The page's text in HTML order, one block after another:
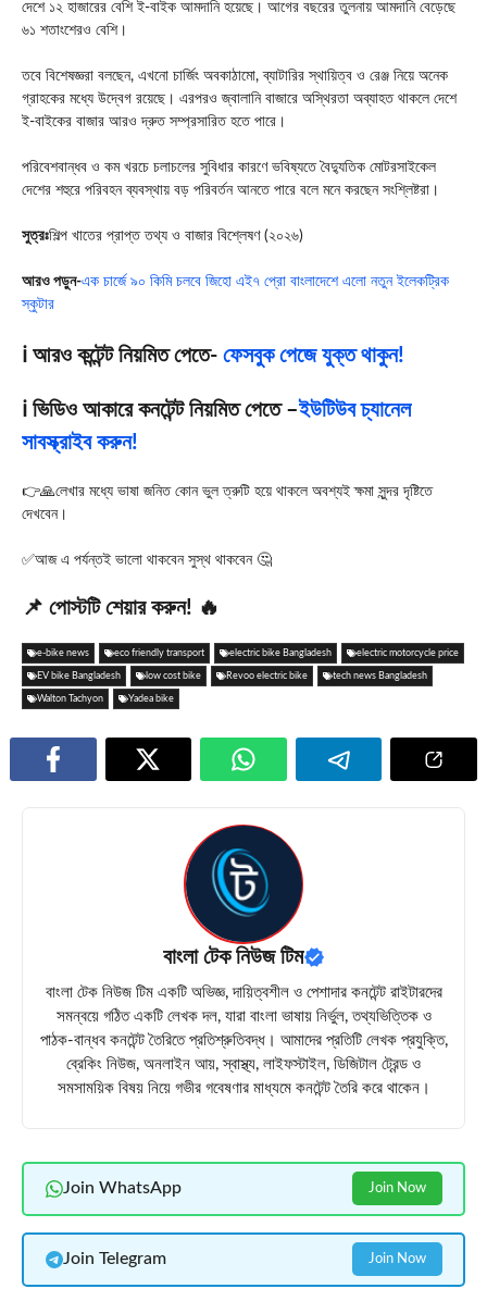
দেশে ১২ হাজারের বেশি ই-বাইক আমদানি হয়েছে। আগের বছরের তুলনায় আমদানি বেড়েছে
৬১ শতাংশেরও বেশি।
তবে বিশেষজ্ঞরা বলছেন, এখনো চার্জিং অবকাঠামো, ব্যাটারির স্থায়িত্ব ও রেঞ্জ নিয়ে অনেক
গ্রাহকের মধ্যে উদ্বেগ রয়েছে। এরপরও জ্বালানি বাজারে অস্থিরতা অব্যাহত থাকলে দেশে
ই-বাইকের বাজার আরও দ্রুত সম্প্রসারিত হতে পারে।
পরিবেশবান্ধব ও কম খরচে চলাচলের সুবিধার কারণে ভবিষ্যতে বৈদ্যুতিক মোটরসাইকেল
দেশের শহুরে পরিবহন ব্যবস্থায় বড় পরিবর্তন আনতে পারে বলে মনে করছেন সংশ্লিষ্টরা।
সুত্রঃশিল্প খাতের প্রাপ্ত তথ্য ও বাজার বিশ্লেষণ (২০২৬)
আরও পড়ুন-এক চার্জে ৯০ কিমি চলবে জিহো এই৭ প্রো বাংলাদেশে এলো নতুন ইলেকট্রিক
স্কুটার
ℹ️ আরও কন্টেন্ট নিয়মিত পেতে- ফেসবুক পেজে যুক্ত থাকুন!
ℹ️ ভিডিও আকারে কনটেন্ট নিয়মিত পেতে –ইউটিউব চ্যানেল
সাবস্ক্রাইব করুন!
👉🙏লেখার মধ্যে ভাষা জনিত কোন ভুল ত্রুটি হয়ে থাকলে অবশ্যই ক্ষমা সুন্দর দৃষ্টিতে
দেখবেন।
✅আজ এ পর্যন্তই ভালো থাকবেন সুস্থ থাকবেন 🤔
📌 পোস্টটি শেয়ার করুন! 🔥
e-bike news eco friendly transport electric bike Bangladesh electric motorcycle price
EV bike Bangladesh low cost bike Revoo electric bike tech news Bangladesh
Walton Tachyon Yadea bike
বাংলা টেক নিউজ টিম
বাংলা টেক নিউজ টিম একটি অভিজ্ঞ, দায়িত্বশীল ও পেশাদার কনটেন্ট রাইটারদের
সমন্বয়ে গঠিত একটি লেখক দল, যারা বাংলা ভাষায় নির্ভুল, তথ্যভিত্তিক ও
পাঠক-বান্ধব কনটেন্ট তৈরিতে প্রতিশ্রুতিবদ্ধ। আমাদের প্রতিটি লেখক প্রযুক্তি,
ব্রেকিং নিউজ, অনলাইন আয়, স্বাস্থ্য, লাইফস্টাইল, ডিজিটাল ট্রেন্ড ও
সমসাময়িক বিষয় নিয়ে গভীর গবেষণার মাধ্যমে কনটেন্ট তৈরি করে থাকেন।
Join WhatsApp Join Now
Join Telegram Join Now